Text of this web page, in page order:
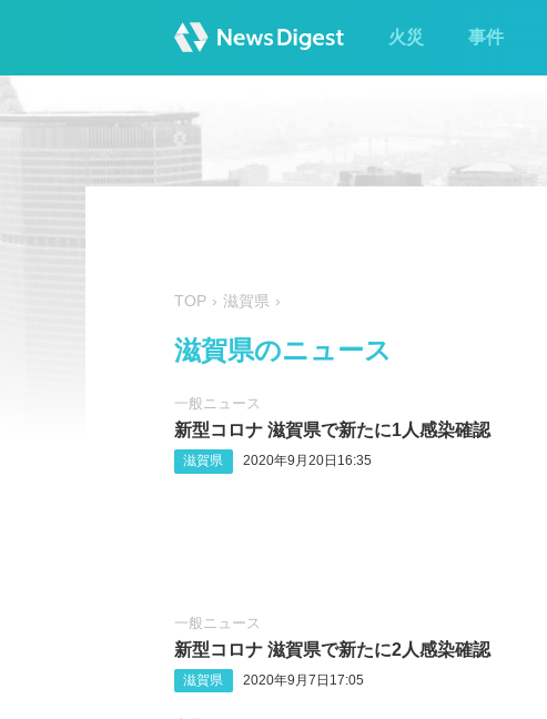
火災 事件
TOP 滋賀県
滋賀県のニュース
一般ニュース
新型コロナ 滋賀県で新たに1人感染確認
滋賀県 2020年9月20日16:35
一般ニュース
新型コロナ 滋賀県で新たに2人感染確認
滋賀県 2020年9月7日17:05